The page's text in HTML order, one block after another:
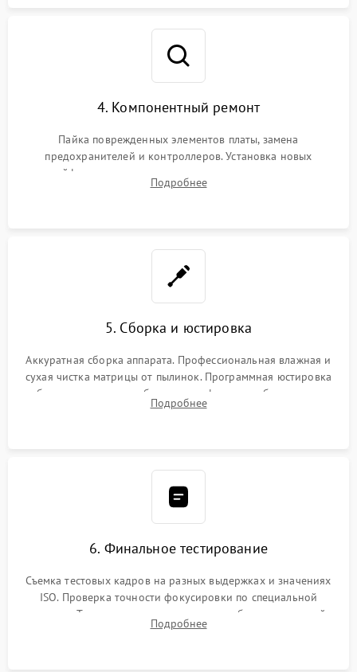
4. Компонентный ремонт
Пайка поврежденных элементов платы, замена
предохранителей и контроллеров. Установка новых
шлейфов, дисплея, механизма затвора или двигателя
автофокуса. Восстановление геометрии тубуса объектива
Подробнее
5. Сборка и юстировка
Аккуратная сборка аппарата. Профессиональная влажная и
сухая чистка матрицы от пылинок. Программная юстировка
рабочего отрезка, калибровка автофокуса, стабилизатора и
экспозамера с помощью сервисного ПО.
Подробнее
6. Финальное тестирование
Съемка тестовых кадров на разных выдержках и значениях
ISO. Проверка точности фокусировки по специальной
мишени. Тест записи на карту памяти, работы встроенной
вспышки, микрофона и всех кнопок управления.
Подробнее